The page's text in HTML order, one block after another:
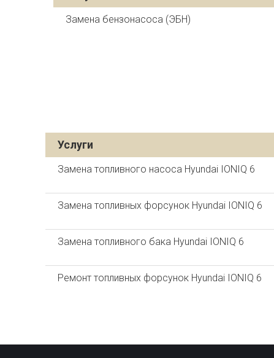
Замена бензонасоса (ЭБН)
Услуги
Замена топливного насоса Hyundai IONIQ 6
Замена топливных форсунок Hyundai IONIQ 6
Замена топливного бака Hyundai IONIQ 6
Ремонт топливных форсунок Hyundai IONIQ 6